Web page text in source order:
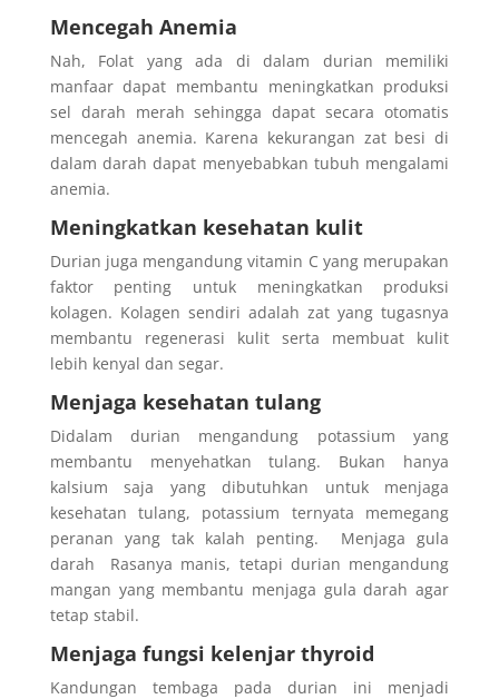
Mencegah Anemia
Nah, Folat yang ada di dalam durian memiliki
manfaar dapat membantu meningkatkan produksi
sel darah merah sehingga dapat secara otomatis
mencegah anemia. Karena kekurangan zat besi di
dalam darah dapat menyebabkan tubuh mengalami
anemia.
Meningkatkan kesehatan kulit
Durian juga mengandung vitamin C yang merupakan
faktor penting untuk meningkatkan produksi
kolagen. Kolagen sendiri adalah zat yang tugasnya
membantu regenerasi kulit serta membuat kulit
lebih kenyal dan segar.
Menjaga kesehatan tulang
Didalam durian mengandung potassium yang
membantu menyehatkan tulang. Bukan hanya
kalsium saja yang dibutuhkan untuk menjaga
kesehatan tulang, potassium ternyata memegang
peranan yang tak kalah penting. Menjaga gula
darah Rasanya manis, tetapi durian mengandung
mangan yang membantu menjaga gula darah agar
tetap stabil.
Menjaga fungsi kelenjar thyroid
Kandungan tembaga pada durian ini menjadi